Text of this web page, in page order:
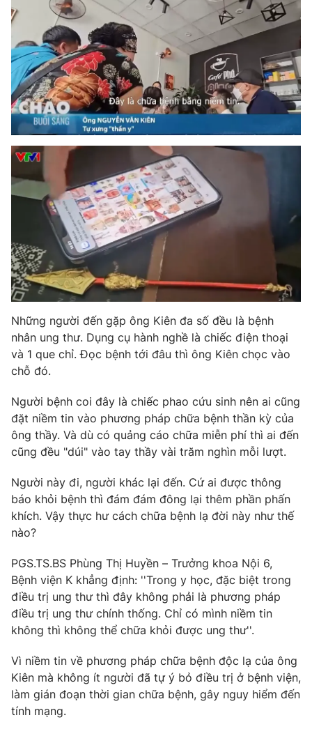
Những người đến gặp ông Kiên đa số đều là bệnh
nhân ung thư. Dụng cụ hành nghề là chiếc điện thoại
và 1 que chỉ. Đọc bệnh tới đâu thì ông Kiên chọc vào
chỗ đó.
Người bệnh coi đây là chiếc phao cứu sinh nên ai cũng
đặt niềm tin vào phương pháp chữa bệnh thần kỳ của
ông thầy. Và dù có quảng cáo chữa miễn phí thì ai đến
cũng đều "dúi" vào tay thầy vài trăm nghìn mỗi lượt.
Người này đi, người khác lại đến. Cứ ai được thông
báo khỏi bệnh thì đám đám đông lại thêm phần phấn
khích. Vậy thực hư cách chữa bệnh lạ đời này như thế
nào?
PGS.TS.BS Phùng Thị Huyền – Trưởng khoa Nội 6,
Bệnh viện K khẳng định: ''Trong y học, đặc biệt trong
điều trị ung thư thì đây không phải là phương pháp
điều trị ung thư chính thống. Chỉ có mình niềm tin
không thì không thể chữa khỏi được ung thư''.
Vì niềm tin về phương pháp chữa bệnh độc lạ của ông
Kiên mà không ít người đã tự ý bỏ điều trị ở bệnh viện,
làm gián đoạn thời gian chữa bệnh, gây nguy hiểm đến
tính mạng.